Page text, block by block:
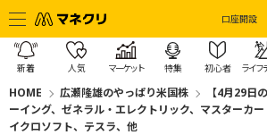
口座開設
新着 人気 マーケット 特集 初心者 ライフ
HOME 広瀬隆雄のやっぱり米国株
【4月29日
ーイング、ゼネラル・エレクトリック、マスターカ
イクロソフト、テスラ、他